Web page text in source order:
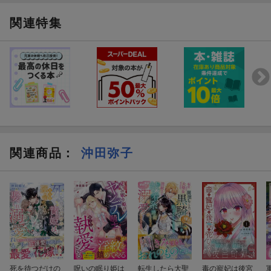
関連特集
関連商品 ： 沖田弥子
死を待つだけの 呪いの眠り姫は 転生したら大聖 毒の寵妃は後宮